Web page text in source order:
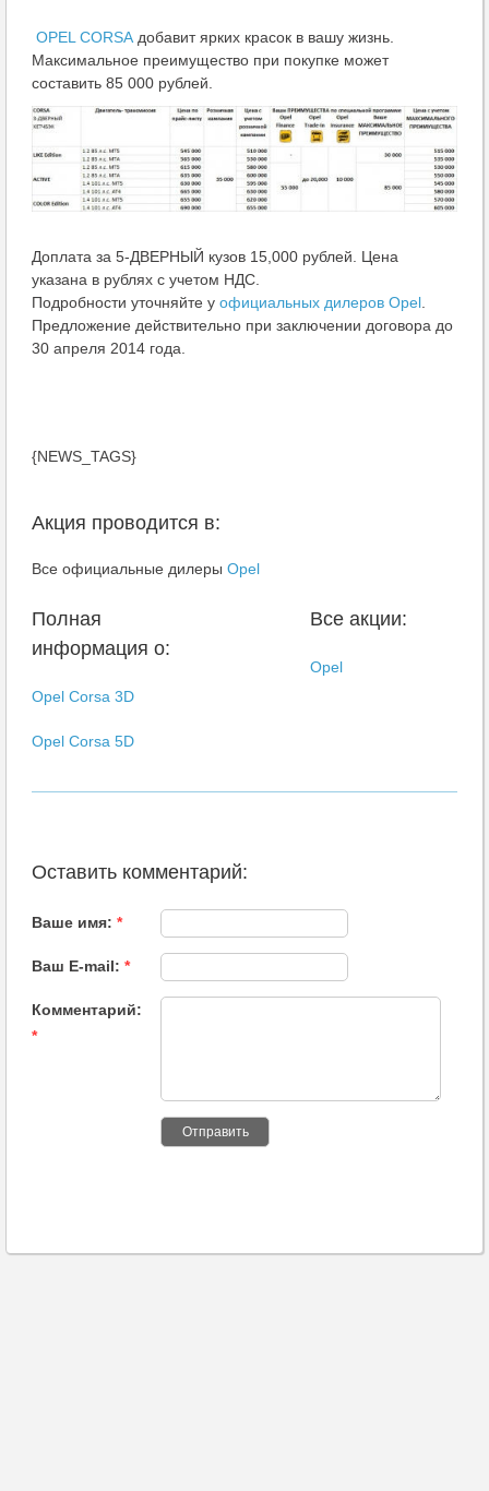
OPEL CORSA добавит ярких красок в вашу жизнь.
Максимальное преимущество при покупке может
составить 85 000 рублей.
Доплата за 5-ДВЕРНЫЙ кузов 15,000 рублей. Цена
указана в рублях с учетом НДС.
Подробности уточняйте у официальных дилеров Opel
Предложение действительно при заключении договора до
30 апреля 2014 года.
{NEWS_TAGS}
Акция проводится в:
Все официальные дилеры Opel
Полная
информация о:
Opel Corsa 3D
Opel Corsa 5D
Все акции:
Opel
Оставить комментарий:
Ваше имя: *
Ваш E-mail: *
Комментарий:
*
Отправить